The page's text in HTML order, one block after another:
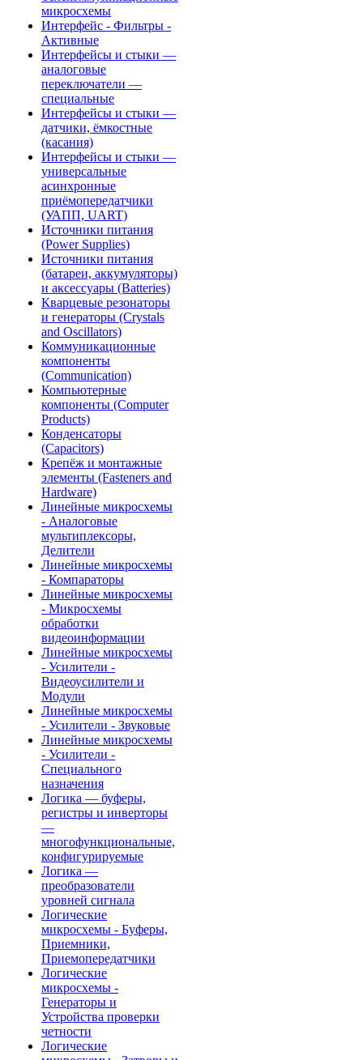
микросхемы
Интерфейс - Фильтры -
Активные
Интерфейсы и стыки —
аналоговые
переключатели —
специальные
Интерфейсы и стыки —
датчики, ёмкостные
(касания)
Интерфейсы и стыки —
универсальные
асинхронные
приёмопередатчики
(УАПП, UART)
Источники питания
(Power Supplies)
Источники питания
(батареи, аккумуляторы)
и аксессуары (Batteries)
Кварцевые резонаторы
и генераторы (Crystals
and Oscillators)
Коммуникационные
компоненты
(Communication)
Компьютерные
компоненты (Computer
Products)
Конденсаторы
(Capacitors)
Крепёж и монтажные
элементы (Fasteners and
Hardware)
Линейные микросхемы
- Аналоговые
мультиплексоры,
Делители
Линейные микросхемы
- Компараторы
Линейные микросхемы
- Микросхемы
обработки
видеоинформации
Линейные микросхемы
- Усилители -
Видеоусилители и
Модули
Линейные микросхемы
- Усилители - Звуковые
Линейные микросхемы
- Усилители -
Специального
назначения
Логика — буферы,
регистры и инверторы
—
многофункциональные,
конфигурируемые
Логика —
преобразователи
уровней сигнала
Логические
микросхемы - Буферы,
Приемники,
Приемопередатчики
Логические
микросхемы -
Генераторы и
Устройства проверки
четности
Логические